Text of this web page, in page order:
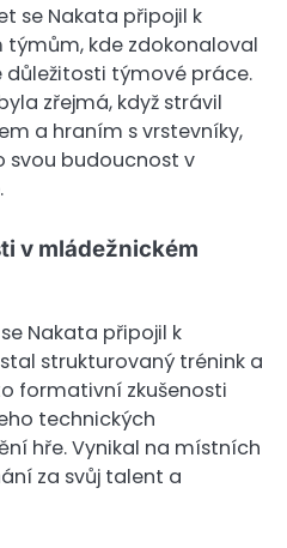
se Nakata připojil k
kde zdokonaloval
důležitosti týmové práce.
zřejmá, když strávil
a hraním s vrstevníky,
svou budoucnost v
v mládežnickém
Nakata připojil k
strukturovaný trénink a
formativní zkušenosti
technických
hře. Vynikal na místních
za svůj talent a